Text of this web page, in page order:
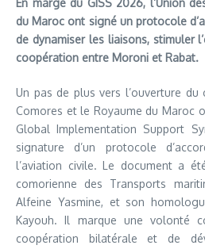
En marge du GISS 2026, l’Union
du Maroc ont signé un protocole
de dynamiser les liaisons, stimuler
coopération entre Moroni et Rabat.
Un pas de plus vers l’ouverture du
Comores et le Royaume du Maroc
Global Implementation Support
signature d’un protocole
l’aviation civile. Le document a
comorienne des Transports
Alfeine Yasmine, et son
Kayouh. Il marque une volonté
coopération bilatérale et de